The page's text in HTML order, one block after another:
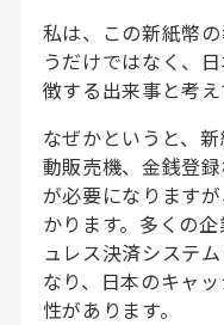
私は、この新紙幣
うだけではなく、
徴する出来事と考え
なぜかというと、
動販売機、金銭登
が必要になります
かります。多くの
ュレス決済システ
なり、日本のキャ
性があります。